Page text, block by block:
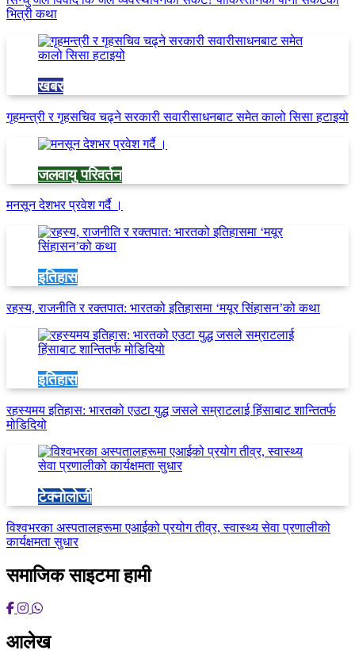
भित्री कथा
खबर
गृहमन्त्री र गृहसचिव चढ्ने सरकारी सवारीसाधनबाट समेत कालो सिसा हटाइयो
जलवायु परिवर्तन
मनसून देशभर प्रवेश गर्दै ।
इतिहास
रहस्य, राजनीति र रक्तपात: भारतको इतिहासमा ‘मयूर सिंहासन’को कथा
इतिहास
रहस्यमय इतिहास: भारतको एउटा युद्ध जसले सम्राटलाई हिंसाबाट शान्तितर्फ
मोडिदियो
टेक्नोलोजी
विश्वभरका अस्पतालहरूमा एआईको प्रयोग तीव्र, स्वास्थ्य सेवा प्रणालीको
कार्यक्षमता सुधार
समाजिक साइटमा हामी
आलेख